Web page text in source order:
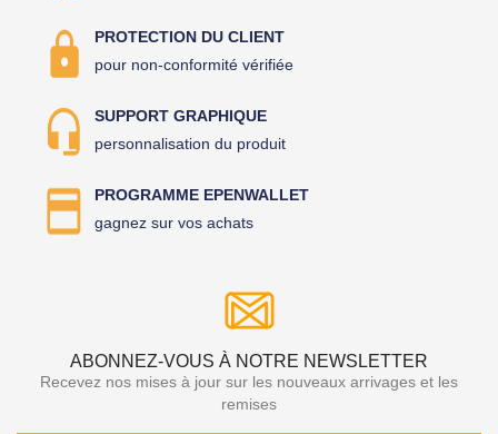
PROTECTION DU CLIENT
pour non-conformité vérifiée
SUPPORT GRAPHIQUE
personnalisation du produit
PROGRAMME EPENWALLET
gagnez sur vos achats
ABONNEZ-VOUS À NOTRE NEWSLETTER
Recevez nos mises à jour sur les nouveaux arrivages et les
remises